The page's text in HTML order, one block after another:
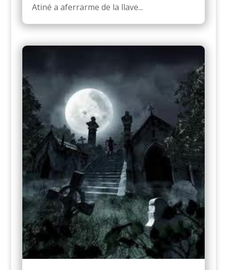
Atiné a aferrarme de la llave...